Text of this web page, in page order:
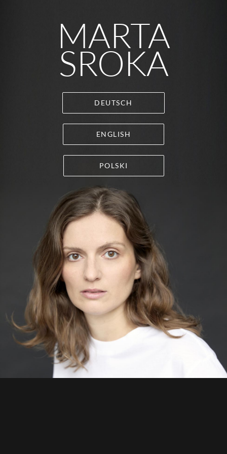
MARTA
SROKA
DEUTSCH
ENGLISH
POLSKI